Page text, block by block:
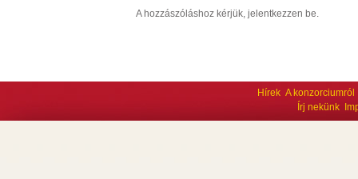
A hozzászóláshoz kérjük, jelentkezzen be.
Hírek A konzorciumról
Írj nekünk